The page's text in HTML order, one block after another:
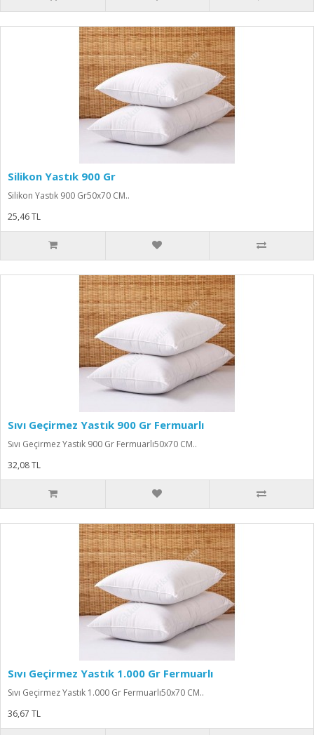
Silikon Yastık 900 Gr
Silikon Yastık 900 Gr50x70 CM..
25,46 TL
Sıvı Geçirmez Yastık 900 Gr Fermuarlı
Sıvı Geçirmez Yastık 900 Gr Fermuarlı50x70 CM..
32,08 TL
Sıvı Geçirmez Yastık 1.000 Gr Fermuarlı
Sıvı Geçirmez Yastık 1.000 Gr Fermuarlı50x70 CM..
36,67 TL